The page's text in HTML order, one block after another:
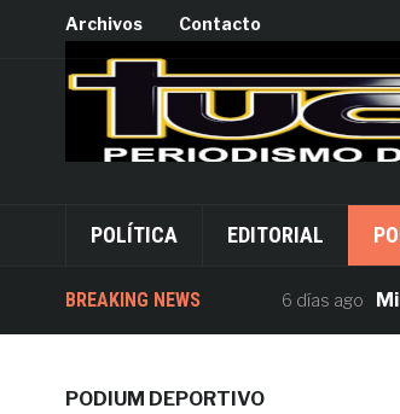
Archivos Contacto
POLÍTICA EDITORIAL
BREAKING NEWS 6 días ago
PODIUM DEPORTIVO